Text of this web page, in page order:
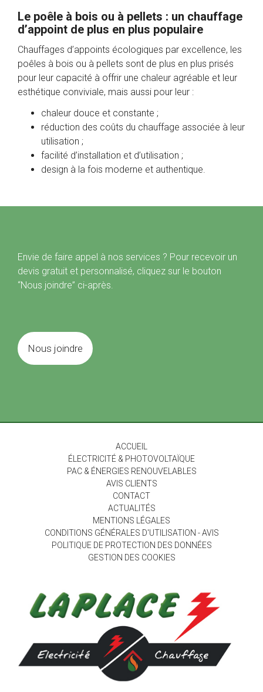
Le poêle à bois ou à pellets : un chauffage
d’appoint de plus en plus populaire
Chauffages d’appoints écologiques par excellence, les
poêles à bois ou à pellets sont de plus en plus prisés
pour leur capacité à offrir une chaleur agréable et leur
esthétique conviviale, mais aussi pour leur :
chaleur douce et constante ;
réduction des coûts du chauffage associée à leur
utilisation ;
facilité d’installation et d’utilisation ;
design à la fois moderne et authentique.
Envie de faire appel à nos services ? Pour recevoir un
devis gratuit et personnalisé, cliquez sur le bouton
“Nous joindre” ci-après.
Nous joindre
ACCUEIL
ÉLECTRICITÉ & PHOTOVOLTAÏQUE
PAC & ÉNERGIES RENOUVELABLES
AVIS CLIENTS
CONTACT
ACTUALITÉS
MENTIONS LÉGALES
CONDITIONS GÉNÉRALES D'UTILISATION - AVIS
POLITIQUE DE PROTECTION DES DONNÉES
GESTION DES COOKIES